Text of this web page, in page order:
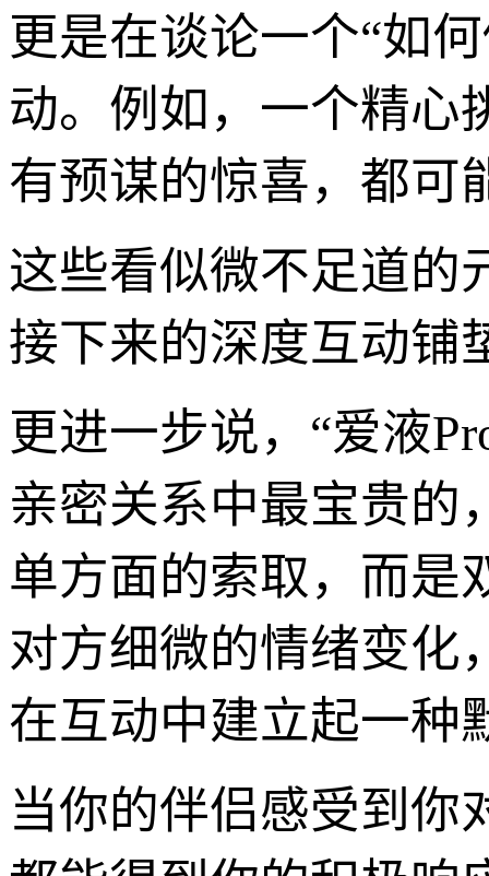
更是在谈论一个“如
动。例如，一个精心
有预谋的惊喜，都可
这些看似微不足道的
接下来的深度互动铺
更进一步说，“爱液
亲密关系中最宝贵的
单方面的索取，而是
对方细微的情绪变化
在互动中建立起一种
当你的伴侣感受到你